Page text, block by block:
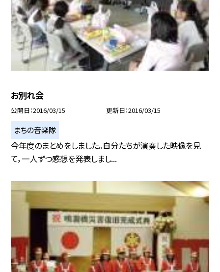
お別れ会
公開日 2016/03/15 更新日 2016/03/15
まちの音楽隊
今年度のまとめをしました。自分たちが演奏した映像を見
て，一人ずつ感想を発表しまし...